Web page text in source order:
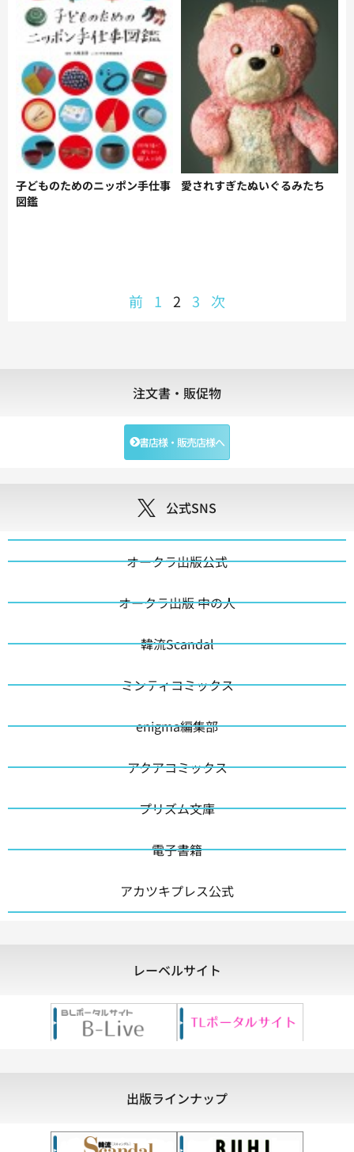
子どものためのニッポン手仕事
図鑑
愛されすぎたぬいぐるみたち
前 1 2 3 次
注文書・販促物
書店様・販売店様へ
公式SNS
オークラ出版公式
オークラ出版 中の人
韓流Scandal
ミンティコミックス
enigma編集部
アクアコミックス
プリズム文庫
電子書籍
アカツキプレス公式
レーベルサイト
出版ラインナップ